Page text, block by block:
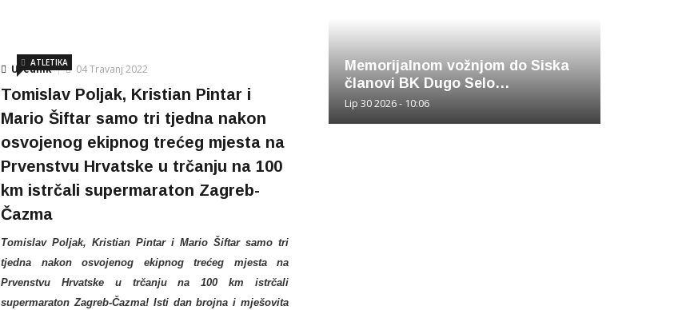
Urednik
ATLETIKA 04 Travanj 2022
Tomislav Poljak, Kristian Pintar i
Mario Šiftar samo tri tjedna nakon
osvojenog ekipnog trećeg mjesta na
Prvenstvu Hrvatske u trčanju na 100
km istrčali supermaraton Zagreb-
Čazma
Tomislav Poljak, Kristian Pintar i Mario Šiftar samo tri
tjedna nakon osvojenog ekipnog trećeg mjesta na
Prvenstvu Hrvatske u trčanju na 100 km istrčali
supermaraton Zagreb-Čazma! Isti dan brojna i mješovita
Memorijalnom vožnjom do Siska
članovi BK Dugo Selo…
Lip 30 2026 - 10:06